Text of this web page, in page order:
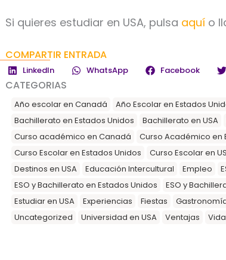
Si quieres estudiar en USA, pulsa aquí o
COMPARTIR ENTRADA
LinkedIn WhatsApp Facebook
CATEGORIAS
Año escolar en Canadá Año Escolar en Estados
Bachillerato en Estados Unidos
Bachillerato en USA
Curso académico en Canadá
Curso Académico en
Curso Escolar en Estados Unidos
Curso Escolar en
Destinos en USA
Educación Intercultural Empleo
ESO y Bachillerato en Estados Unidos
ESO y
Estudiar en USA
Experiencias Fiestas
Uncategorized
Universidad en USA Ventajas